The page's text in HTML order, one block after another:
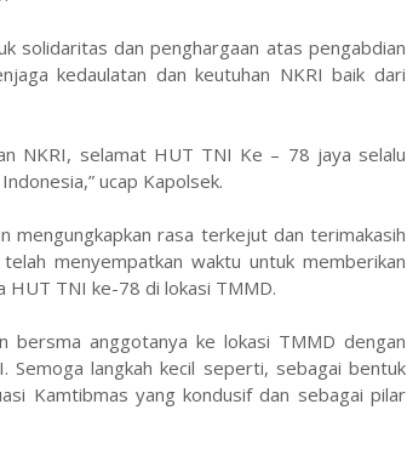
solidaritas dan penghargaan atas pengabdian
kedaulatan dan keutuhan NKRI baik dari
NKRI, selamat HUT TNI Ke – 78 jaya selalu
ucap Kapolsek.
mengungkapkan rasa terkejut dan terimakasih
menyempatkan waktu untuk memberikan
HUT TNI ke-78 di lokasi TMMD.
bersma anggotanya ke lokasi TMMD dengan
langkah kecil seperti, sebagai bentuk
Kamtibmas yang kondusif dan sebagai pilar